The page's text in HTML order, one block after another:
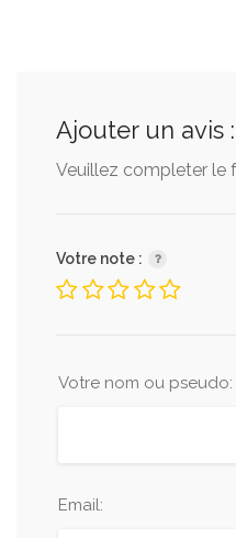
Ajouter un avis :
Veuillez completer le
Votre note :
Votre nom ou pseudo:
Email: